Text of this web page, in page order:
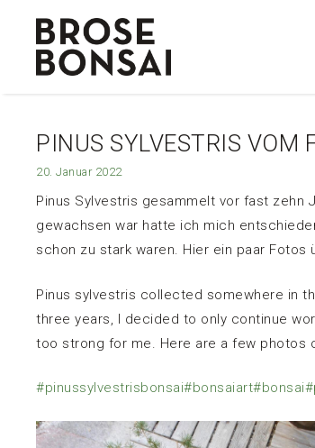
springen
PINUS SYLVESTRIS VOM
20. Januar 2022
Pinus Sylvestris gesammelt vor fast zehn
gewachsen war hatte ich mich
schon zu stark waren. Hier ein paar Fotos
Pinus sylvestris collected somewhere in
three years, I decided to only continue
too strong for me. Here are a few photos
#pinussylvestrisbonsai#bonsaiart#bonsai